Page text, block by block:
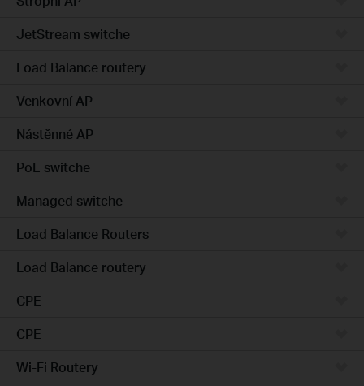
JetStream switche
Load Balance routery
Venkovní AP
Nástěnné AP
PoE switche
Managed switche
Load Balance Routers
Load Balance routery
CPE
CPE
Wi-Fi Routery